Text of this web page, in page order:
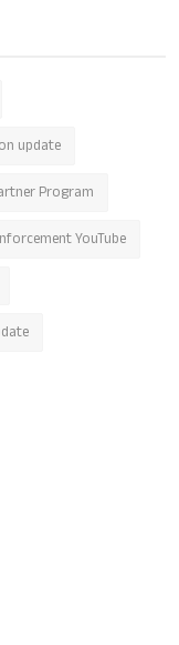
update
Program
YouTube